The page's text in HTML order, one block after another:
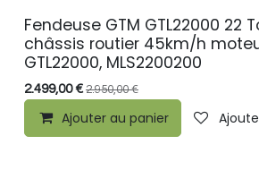
PROMO
Fendeuse GTM GTL22000 22
châssis routier 45km/h
GTL22000, MLS2200200
2.499,00€ 2.950,00€
Ajouter au panier